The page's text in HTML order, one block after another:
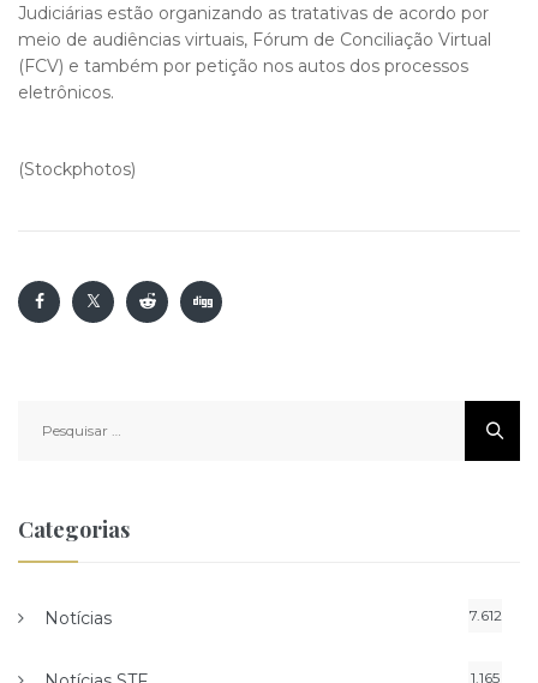
Judiciárias estão organizando as tratativas de acordo por
meio de audiências virtuais, Fórum de Conciliação Virtual
(FCV) e também por petição nos autos dos processos
eletrônicos.
(Stockphotos)
por:
Categorias
Notícias 7.612
1.165